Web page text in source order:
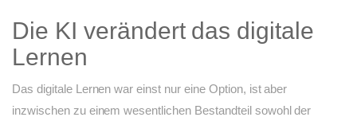
Die KI verändert das digitale
Lernen
Das digitale Lernen war einst nur eine Option, ist aber
inzwischen zu einem wesentlichen Bestandteil sowohl der